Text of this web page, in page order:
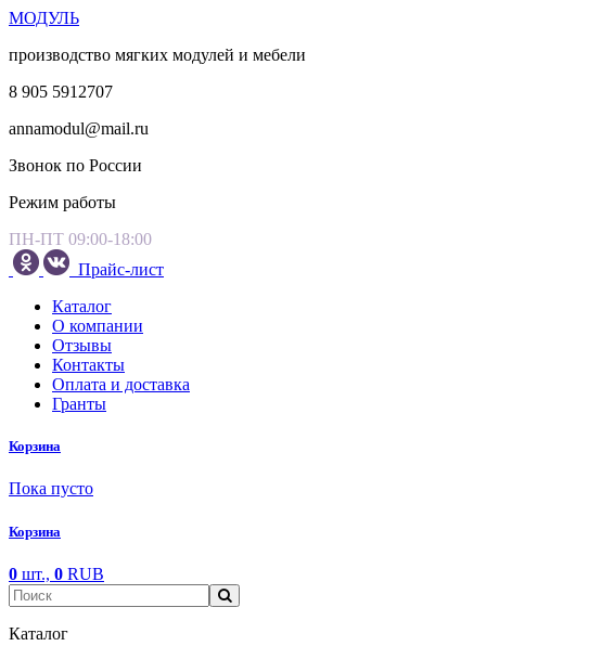
МОДУЛЬ
производство мягких модулей и мебели
8 905 5912707
annamodul@mail.ru
Звонок по России
Режим работы
ПН-ПТ 09:00-18:00
Прайс-лист
Каталог
О компании
Отзывы
Контакты
Оплата и доставка
Гранты
Корзина
Пока пусто
Корзина
0 шт., 0 RUB
Каталог